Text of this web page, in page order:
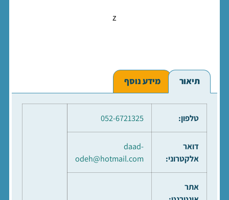
z
תיאור מידע נוסף
טלפון: 052-6721325
דואר
אלקטרוני:
daad-
odeh@hotmail.com
אתר